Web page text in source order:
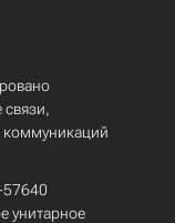
унитарное